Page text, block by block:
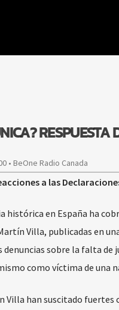
• BeOne Radio Canada
a las
histórica en España ha
Villa, publicadas en
sobre la falta de
como víctima de una
Villa han suscitado